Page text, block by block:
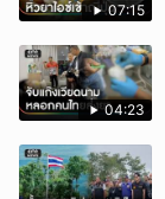
07:15
04:23